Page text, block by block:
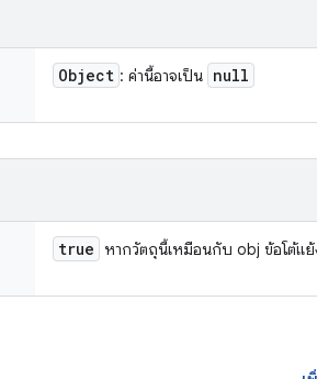
Object : ค่านี้อาจเป็น null
true หากวัตถุนี้เหมือนกับ obj ข้อโต้แย้